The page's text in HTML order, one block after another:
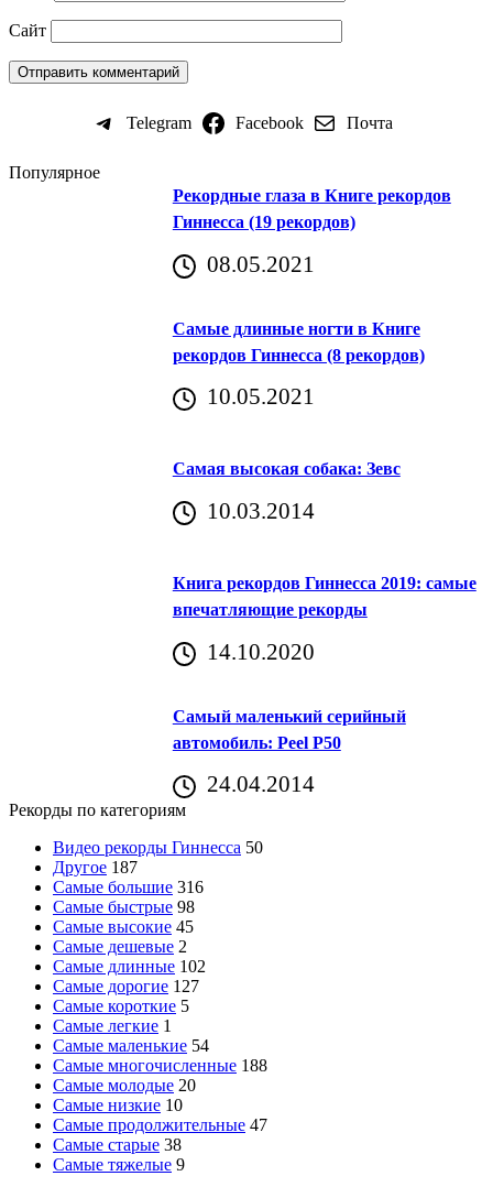
Сайт
Telegram Facebook Почта
Популярное
Рекордные глаза в Книге рекордов
Гиннесса (19 рекордов)
08.05.2021
Самые длинные ногти в Книге
рекордов Гиннесса (8 рекордов)
10.05.2021
Самая высокая собака: Зевс
10.03.2014
Книга рекордов Гиннесса 2019: самые
впечатляющие рекорды
14.10.2020
Самый маленький серийный
автомобиль: Peel P50
24.04.2014
Рекорды по категориям
Видео рекорды Гиннесса 50
Другое 187
Самые большие 316
Самые быстрые 98
Самые высокие 45
Самые дешевые 2
Самые длинные 102
Самые дорогие 127
Самые короткие 5
Самые легкие 1
Самые маленькие 54
Самые многочисленные 188
Самые молодые 20
Самые низкие 10
Самые продолжительные 47
Самые старые 38
Самые тяжелые 9